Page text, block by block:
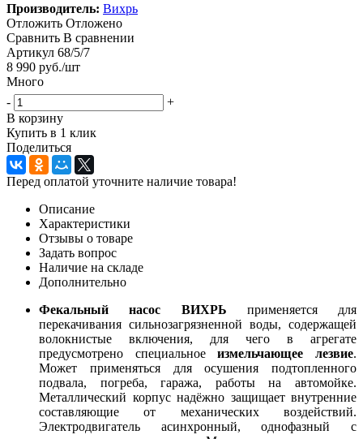
Производитель: Вихрь
Отложить Отложено
Сравнить В сравнении
Артикул 68/5/7
8 990 руб./шт
Много
-
+
В корзину
Купить в 1 клик
Поделиться
Перед оплатой уточните наличие товара!
Описание
Характеристики
Отзывы о товаре
Задать вопрос
Наличие на складе
Дополнительно
Фекальный насос ВИХРЬ применяется для
перекачивания сильнозагрязненной воды, содержащей
волокнистые включения, для чего в агрегате
предусмотрено специальноеизмельчающее лезвие.
Может применяться для осушения подтопленного
подвала, погреба, гаража, работы на автомойке.
Металлический корпус надёжно защищает внутренние
составляющие от механических воздействий.
Электродвигатель асинхронный, однофазный с